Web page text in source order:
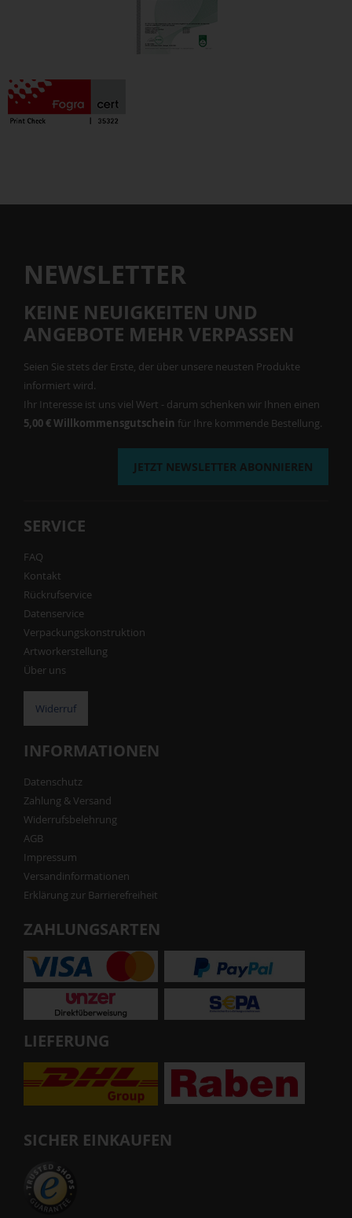
NEWSLETTER
KEINE NEUIGKEITEN UND
ANGEBOTE MEHR VERPASSEN
Seien Sie stets der Erste, der über unsere neusten Produkte
informiert wird.
Ihr Interesse ist uns viel Wert - darum schenken wir Ihnen einen
5,00 € Willkommensgutschein für Ihre kommende Bestellung.
JETZT NEWSLETTER ABONNIEREN
SERVICE
FAQ
Kontakt
Rückrufservice
Datenservice
Verpackungskonstruktion
Artworkerstellung
Über uns
Widerruf
INFORMATIONEN
Datenschutz
Zahlung & Versand
Widerrufsbelehrung
AGB
Impressum
Versandinformationen
Erklärung zur Barrierefreiheit
ZAHLUNGSARTEN
LIEFERUNG
SICHER EINKAUFEN